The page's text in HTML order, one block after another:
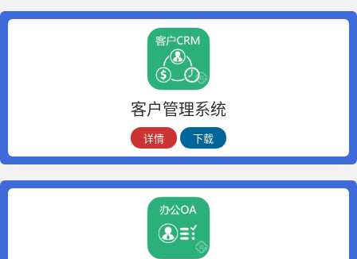
客户管理系统
详情 下载